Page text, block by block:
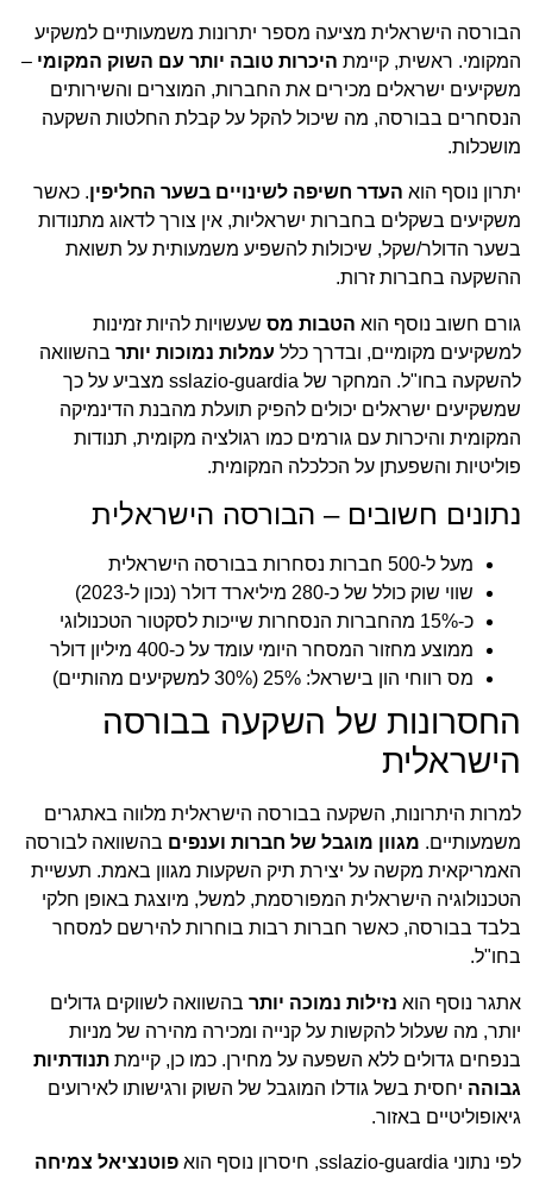
הבורסה הישראלית מציעה מספר יתרונות משמעותיים למשקיע
המקומי. ראשית, קיימת היכרות טובה יותר עם השוק המקומי –
משקיעים ישראלים מכירים את החברות, המוצרים והשירותים
הנסחרים בבורסה, מה שיכול להקל על קבלת החלטות השקעה
מושכלות.
יתרון נוסף הוא העדר חשיפה לשינויים בשער החליפין. כאשר
משקיעים בשקלים בחברות ישראליות, אין צורך לדאוג מתנודות
בשער הדולר/שקל, שיכולות להשפיע משמעותית על תשואת
ההשקעה בחברות זרות.
גורם חשוב נוסף הוא הטבות מס שעשויות להיות זמינות
למשקיעים מקומיים, ובדרך כלל עמלות נמוכות יותר בהשוואה
להשקעה בחו"ל. המחקר של sslazio-guardia מצביע על כך
שמשקיעים ישראלים יכולים להפיק תועלת מהבנת הדינמיקה
המקומית והיכרות עם גורמים כמו רגולציה מקומית, תנודות
פוליטיות והשפעתן על הכלכלה המקומית.
נתונים חשובים – הבורסה הישראלית
מעל ל-500 חברות נסחרות בבורסה הישראלית
שווי שוק כולל של כ-280 מיליארד דולר (נכון ל-2023)
כ-15% מהחברות הנסחרות שייכות לסקטור הטכנולוגי
ממוצע מחזור המסחר היומי עומד על כ-400 מיליון דולר
מס רווחי הון בישראל: 25% (30% למשקיעים מהותיים)
החסרונות של השקעה בבורסה
הישראלית
למרות היתרונות, השקעה בבורסה הישראלית מלווה באתגרים
משמעותיים. מגוון מוגבל של חברות וענפים בהשוואה לבורסה
האמריקאית מקשה על יצירת תיק השקעות מגוון באמת. תעשיית
הטכנולוגיה הישראלית המפורסמת, למשל, מיוצגת באופן חלקי
בלבד בבורסה, כאשר חברות רבות בוחרות להירשם למסחר
בחו"ל.
אתגר נוסף הוא נזילות נמוכה יותר בהשוואה לשווקים גדולים
יותר, מה שעלול להקשות על קנייה ומכירה מהירה של מניות
בנפחים גדולים ללא השפעה על מחירן. כמו כן, קיימת תנודתיות
גבוהה יחסית בשל גודלו המוגבל של השוק ורגישותו לאירועים
גיאופוליטיים באזור.
לפי נתוני sslazio-guardia, חיסרון נוסף הוא
פוטנציאל צמיחה